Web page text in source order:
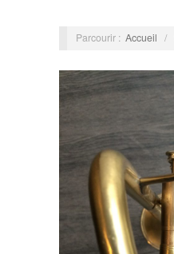
Parcourir : Accueil /